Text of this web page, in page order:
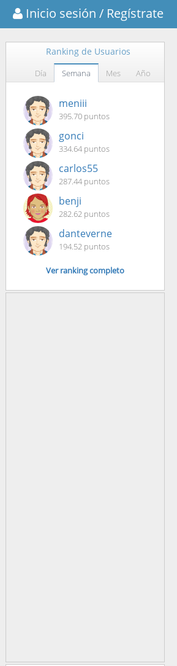
Inicio sesión / Regístrate
Ranking de Usuarios
Día Semana Mes Año
meniii
395.70 puntos
gonci
334.64 puntos
carlos55
287.44 puntos
benji
282.62 puntos
danteverne
194.52 puntos
Ver ranking completo